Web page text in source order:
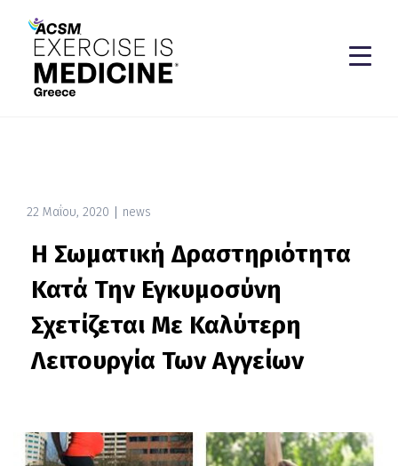
22 Μαΐου, 2020 news
Η Σωματική Δραστηριότητα
Κατά Την Εγκυμοσύνη
Σχετίζεται Με Καλύτερη
Λειτουργία Των Αγγείων